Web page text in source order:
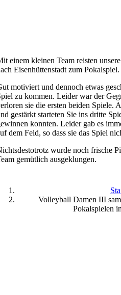
einem kleinen Team reisten
Eisenhüttenstadt zum Pokalspiel.
motiviert und dennoch etwas
zu kommen. Leider war der
sie die ersten beiden Spiele.
gestärkt starteten Sie ins dritte
konnten. Leider gab es
dem Feld, so dass sie das Spiel
wurde noch frische
gemütlich ausgeklungen.
Volleyball Damen III
Pokalspielen